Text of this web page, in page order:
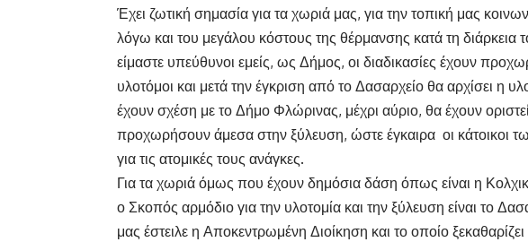
Έχει ζωτική σημασία για τα χωριά μας, για την τοπική μας
λόγω και του μεγάλου κόστους της θέρμανσης κατά τη διάρκεια
είμαστε υπεύθυνοι εμείς, ως Δήμος, οι διαδικασίες έχουν
υλοτόμοι και μετά την έγκριση από το Δασαρχείο θα αρχίσει η
έχουν σχέση με το Δήμο Φλώρινας, μέχρι αύριο, θα έχουν
προχωρήσουν άμεσα στην ξύλευση, ώστε έγκαιρα οι κάτοικοι
για τις ατομικές τους ανάγκες.
Για τα χωριά όμως που έχουν δημόσια δάση όπως είναι η
ο Σκοπός αρμόδιο για την υλοτομία και την ξύλευση είναι το
μας έστειλε η Αποκεντρωμένη Διοίκηση και το οποίο